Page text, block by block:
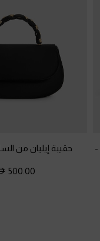
-
حقيبة إيليان من
500.00